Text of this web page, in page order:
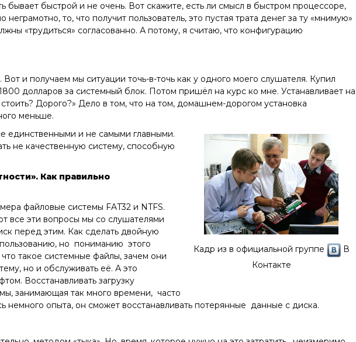
быстрой и не очень. Вот скажите, есть ли смысл в быстром процессоре,
то, что получит пользователь, это пустая трата денег за ту «мнимую»
«трудиться» согласованно. А потому, я считаю, что конфигурацию
и получаем мы ситуации точь-в-точь как у одного моего слушателя. Купил
долларов за системный блок. Потом пришёл на курс ко мне. Устанавливает на
Дорого?» Дело в том, что на том, домашнем-дорогом установка
меньше.
Кадр из в официальной группе
В
Контакте
единственными и не самыми главными.
не качественную систему, способную
Как правильно
файловые системы FAT32 и NTFS.
все эти вопросы мы со слушателями
перед этим. Как сделать двойную
но пониманию этого
такое системные файлы, зачем они
но и обслуживать её. А это
Восстанавливать загрузку
занимающая так много времени, часто
немного опыта, он сможет восстанавливать потерянные данные с диска.